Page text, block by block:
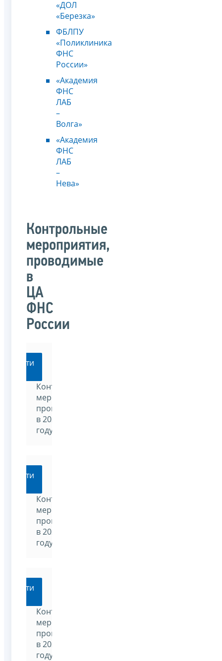
«ДОЛ
«Березка»
ФБЛПУ
«Поликлиника
ФНС
России»
«Академия
ФНС
ЛАБ
–
Волга»
«Академия
ФНС
ЛАБ
–
Нева»
Контрольные
мероприятия,
проводимые
в
ЦА
ФНС
России
Перейти
Контрольные
мероприятия,
проводимые
в 2025
году
Перейти
Контрольные
мероприятия,
проводимые
в 2024
году
Перейти
Контрольные
мероприятия,
проводимые
в 2023
году